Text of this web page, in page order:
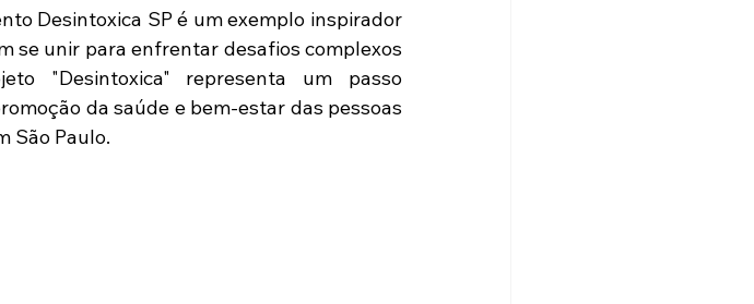
Desintoxica SP é um exemplo inspirador
se unir para enfrentar desafios complexos
"Desintoxica" representa um passo
da saúde e bem-estar das pessoas
São Paulo.